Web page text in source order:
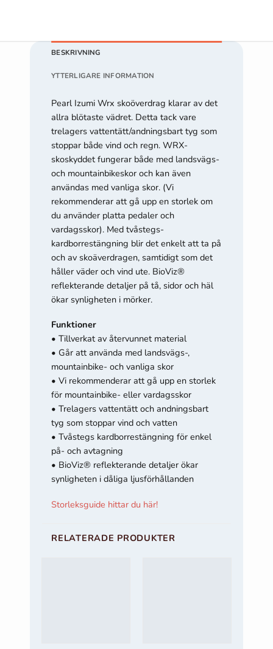
BESKRIVNING
YTTERLIGARE INFORMATION
Pearl Izumi Wrx skoöverdrag klarar av det
allra blötaste vädret. Detta tack vare
trelagers vattentätt/andningsbart tyg som
stoppar både vind och regn. WRX-
skoskyddet fungerar både med landsvägs-
och mountainbikeskor och kan även
användas med vanliga skor. (Vi
rekommenderar att gå upp en storlek om
du använder platta pedaler och
vardagsskor). Med tvåstegs-
kardborrestängning blir det enkelt att ta på
och av skoäverdragen, samtidigt som det
håller väder och vind ute. BioViz®
reflekterande detaljer på tå, sidor och häl
ökar synligheten i mörker.
Funktioner
• Tillverkat av återvunnet material
• Går att använda med landsvägs-,
mountainbike- och vanliga skor
• Vi rekommenderar att gå upp en storlek
för mountainbike- eller vardagsskor
• Trelagers vattentätt och andningsbart
tyg som stoppar vind och vatten
• Tvåstegs kardborrestängning för enkel
på- och avtagning
• BioViz® reflekterande detaljer ökar
synligheten i dåliga ljusförhållanden
Storleksguide hittar du här!
RELATERADE PRODUKTER
kommer viss
att försvinna
hemsidan.
Marknadsföring
Genom att dela
med dig av dina
intressen och ditt
beteende när du
surfar ökar du
chansen att få se
innehåll och
erbjudanden.